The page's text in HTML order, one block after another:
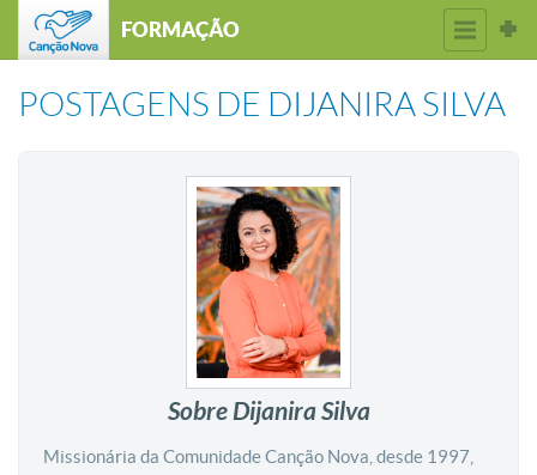
FORMAÇÃO
POSTAGENS DE DIJANIRA SILVA
Sobre Dijanira Silva
Missionária da Comunidade Canção Nova, desde 1997,